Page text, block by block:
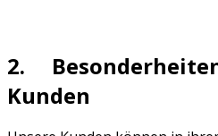
2.
Kunden